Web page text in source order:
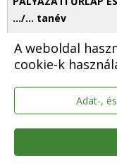
A weboldal
cookie-k
Adat-,
Számlavezető